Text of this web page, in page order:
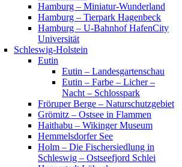
Hamburg – Miniatur-Wunderland
Hamburg – Tierpark Hagenbeck
Hamburg – U-Bahnhof HafenCity
Universität
Schleswig-Holstein
Eutin
Eutin – Landesgartenschau
Eutin – Farbe – Licher –
Nacht – Schlosspark
Fröruper Berge – Naturschutzgebiet
Grömitz – Ostsee in Flammen
Haithabu – Wikinger Museum
Hemmelsdorfer See
Holm – Die Fischersiedlung in
Schleswig – Ostseefjord Schlei